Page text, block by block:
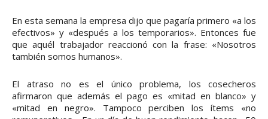
En esta semana la empresa dijo que pagaría primero «a los
efectivos» y «después a los temporarios». Entonces fue
que aquél trabajador reaccionó con la frase: «Nosotros
también somos humanos».
El atraso no es el único problema, los cosecheros
afirmaron que además el pago es «mitad en blanco» y
«mitad en negro». Tampoco perciben los ítems «no